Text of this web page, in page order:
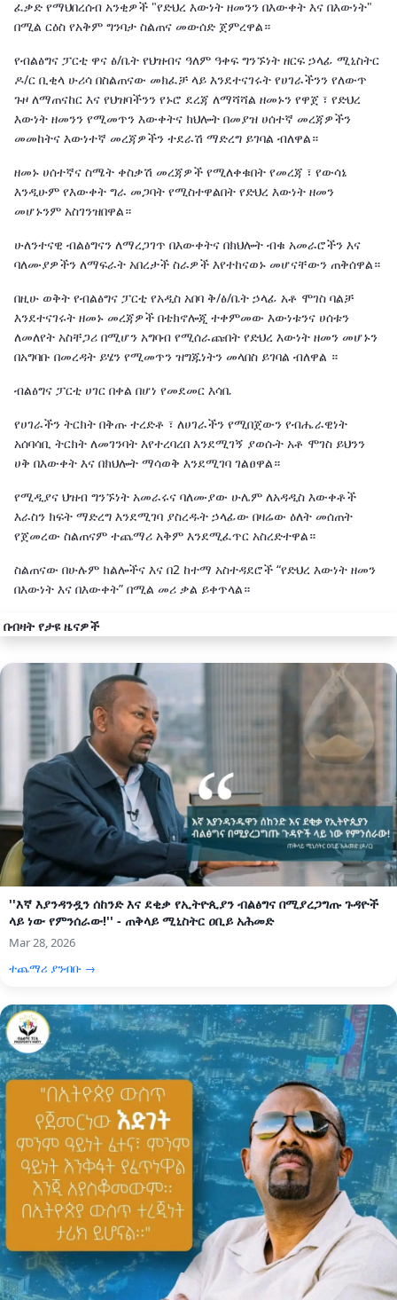
ፈቃድ የማህበረሰብ አንቂዎች "የድህረ እውነት ዘመንን በእውቀት እና በእውነት"
በሚል ርዕስ የአቅም ግንባታ ስልጠና መውሰድ ጀምረዋል።
የብልፅግና ፓርቲ ዋና ፅ/ቤት የህዝብና ዓለም ዓቀፍ ግንኙነት ዘርፍ ኃላፊ ሚኒስትር
ዶ/ር ቢቂላ ሁሪሳ በስልጠናው መክፈቻ ላይ እንደተናገሩት የሀገራችንን የለውጥ
ጉዞ ለማጠናከር እና የህዝባችንን የኑሮ ደረጃ ለማሻሻል ዘመኑን የዋጀ ፣ የድህረ
እውነት ዘመንን የሚመጥን እውቀትና ክህሎት በመያዝ ሀሰተኛ መረጃዎችን
መመከትና እውነተኛ መረጃዎችን ተደራሽ ማድረግ ይገባል ብለዋል።
ዘመኑ ሀሰተኛና ስሜት ቀስቃሽ መረጃዎች የሚለቀቁበት የመረጃ ፣ የውሳኔ
እንዲሁም የእውቀት ግራ መጋባት የሚስተዋልበት የድህረ እውነት ዘመን
መሆኑንም አስገንዝበዋል።
ሁለንተናዊ ብልፅግናን ለማረጋገጥ በእውቀትና በክህሎት ብቁ አመራሮችን እና
ባለሙያዎችን ለማፍራት አበረታች ስራዎች እየተከናወኑ መሆናቸውን ጠቅሰዋል።
በዚሁ ወቅት የብልፅግና ፓርቲ የአዲስ አበባ ቅ/ፅ/ቤት ኃላፊ አቶ ሞገስ ባልቻ
እንደተናገሩት ዘመኑ መረጃዎች በቴክኖሎጂ ተቀምመው እውነቱንና ሀሰቱን
ለመለየት አስቸጋሪ በሚሆን አግባብ የሚሰራጩበት የድህረ እውነት ዘመን መሆኑን
በአግባቡ በመረዳት ይሄን የሚመጥን ዝግጁነትን መላበስ ይገባል ብለዋል ።
ብልፅግና ፓርቲ ሀገር በቀል በሆነ የመደመር እሳቤ
የሀገራችን ትርክት በቅጡ ተረድቶ ፣ ለሀገራችን የሚበጀውን የብሔራዊነት
አሰባሳቢ ትርክት ለመገንባት እየተረባረበ እንደሚገኝ ያወሱት አቶ ሞገስ ይህንን
ሀቅ በእውቀት እና በክህሎት ማሳወቅ እንደሚገባ ገልፀዋል።
የሚዲያና ህዝብ ግንኙነት አመራሩና ባለሙያው ሁሌም ለአዳዲስ እውቀቶች
እራስን ክፍት ማድረግ እንደሚገባ ያስረዱት ኃላፊው በዛሬው ዕለት መሰጠት
የጀመረው ስልጠናም ተጨማሪ አቅም እንደሚፈጥር አስረድተዋል።
ስልጠናው በሁሉም ክልሎችና እና በ2 ከተማ አስተዳደሮች “የድህረ እውነት ዘመን
በእውነት እና በእውቀት” በሚል መሪ ቃል ይቀጥላል።
በብዛት የታዩ ዜናዎች
''እኛ እያንዳንዷን ሰከንድ እና ደቂቃ የኢትዮጲያን ብልፅግና በሚያረጋግጡ ጉዳዮች
ላይ ነው የምንሰራው!'' - ጠቅላይ ሚኒስትር ዐቢይ አሕመድ
Mar 28, 2026
ተጨማሪ ያንብቡ →